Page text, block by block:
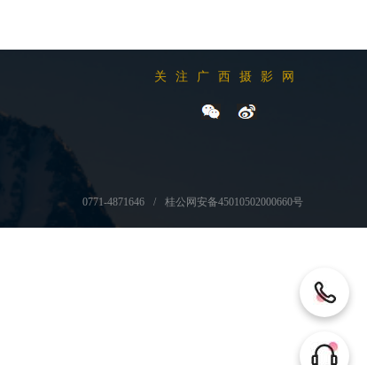
关注广西摄影网
0771-4871646 桂公网安备45010502000660号